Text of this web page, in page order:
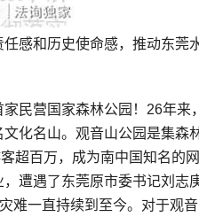
感和历史使命感，推动东莞
民营国家森林公园！26年来
化名山。观音山公园是集森
超百万，成为南中国知名的
遭遇了东莞原市委书记刘志
难一直持续到至今。对于观